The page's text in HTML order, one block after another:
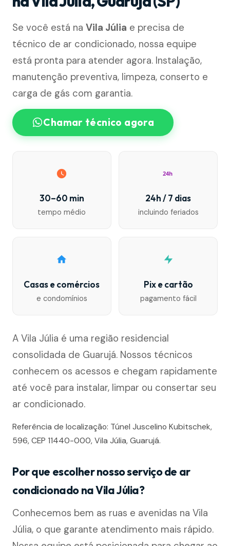
Se você está na Vila Júlia e precisa de
técnico de ar condicionado, nossa equipe
está pronta para atender agora. Instalação,
manutenção preventiva, limpeza, conserto e
carga de gás com garantia.
Chamar técnico agora
30–60 min
tempo médio
24h
24h / 7 dias
incluindo feriados
Casas e comércios
e condomínios
Pix e cartão
pagamento fácil
A Vila Júlia é uma região residencial
consolidada de Guarujá. Nossos técnicos
conhecem os acessos e chegam rapidamente
até você para instalar, limpar ou consertar seu
ar condicionado.
Referência de localização: Túnel Juscelino Kubitschek,
596, CEP 11440-000, Vila Júlia, Guarujá.
Por que escolher nosso serviço de ar
condicionado na Vila Júlia?
Conhecemos bem as ruas e avenidas na Vila
Júlia, o que garante atendimento mais rápido.